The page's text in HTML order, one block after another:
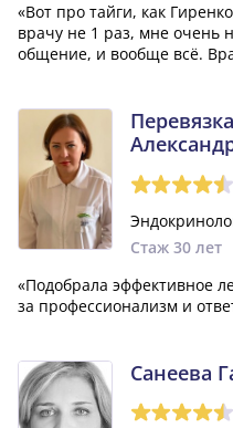
«Вот про тайги, как
врачу не 1 раз, мне очень
общение, и вообще всё.
Стаж 30 лет
«Подобрала эффективное
за профессионализм и
Санеева